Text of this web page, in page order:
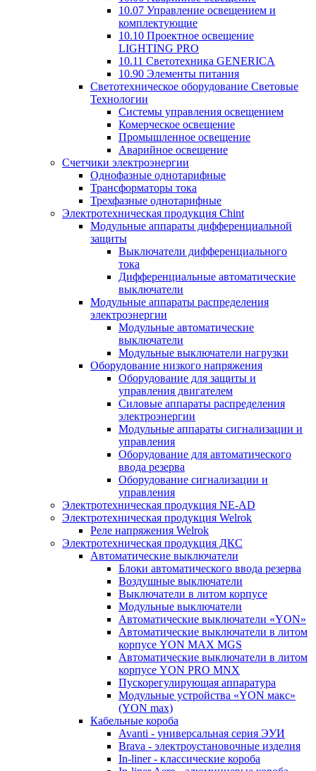
10.07 Управление освещением и
комплектующие
10.10 Проектное освещение
LIGHTING PRO
10.11 Светотехника GENERICA
10.90 Элементы питания
Светотехническое оборудование Световые
Технологии
Системы управления освещением
Комерческое освещение
Промышленное освещение
Аварийное освещение
Счетчики электроэнергии
Однофазные однотарифные
Трансформаторы тока
Трехфазные однотарифные
Электротехническая продукция Chint
Модульные аппараты дифференциальной
защиты
Выключатели дифференциального
тока
Дифференциальные автоматические
выключатели
Модульные аппараты распределения
электроэнергии
Модульные автоматические
выключатели
Модульные выключатели нагрузки
Оборудование низкого напряжения
Оборудование для защиты и
управления двигателем
Силовые аппараты распределения
электроэнергии
Модульные аппараты сигнализации и
управления
Оборудование для автоматического
ввода резерва
Оборудование сигнализации и
управления
Электротехническая продукция NE-AD
Электротехническая продукция Welrok
Реле напряжения Welrok
Электротехническая продукция ДКС
Автоматические выключатели
Блоки автоматического ввода резерва
Воздушные выключатели
Выключатели в литом корпусе
Модульные выключатели
Автоматические выключатели «YON»
Автоматические выключатели в литом
корпусе YON MAX MGS
Автоматические выключатели в литом
корпусе YON PRO MNX
Пускорегулирующая аппаратура
Модульные устройства «YON макс»
(YON max)
Кабельные короба
Avanti - универсальная серия ЭУИ
Brava - электроустановочные изделия
In-liner - классические короба